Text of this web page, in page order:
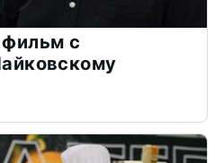
с